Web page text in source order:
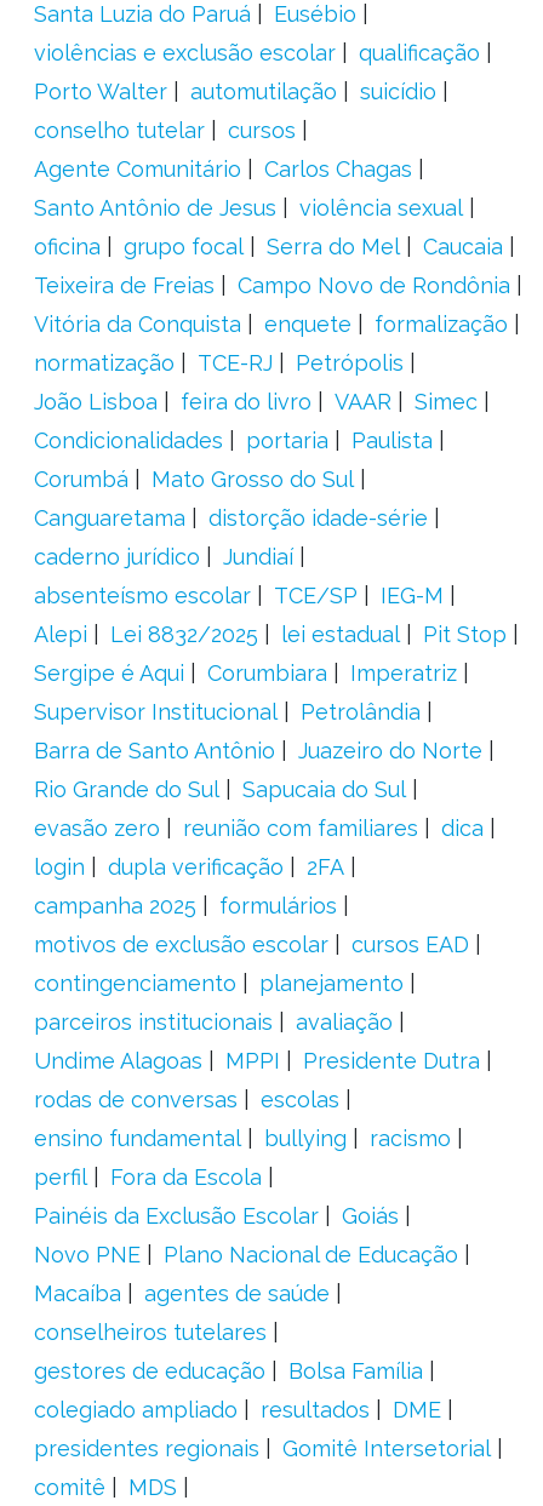
Santa Luzia do Paruá
Eusébio
violências e exclusão escolar
qualificação
Porto Walter
automutilação
suicídio
conselho tutelar
cursos
Agente Comunitário
Carlos Chagas
Santo Antônio de Jesus
violência sexual
oficina
grupo focal Serra do Mel
Caucaia
Teixeira de Freias
Campo Novo de Rondônia
Vitória da Conquista
enquete
formalização
normatização
TCE-RJ
Petrópolis
João Lisboa
feira do livro VAAR
Simec
Condicionalidades
portaria
Paulista
Corumbá
Mato Grosso do Sul
Canguaretama
distorção idade-série
caderno jurídico
Jundiaí
absenteísmo escolar
TCE/SP
IEG-M
Alepi
Lei 8832/2025 lei estadual
Pit Stop
Sergipe é Aqui
Corumbiara
Imperatriz
Supervisor Institucional
Petrolândia
Barra de Santo Antônio
Juazeiro do Norte
Rio Grande do Sul
Sapucaia do Sul
evasão zero
reunião com familiares
dica
login
dupla verificação
2FA
campanha 2025
formulários
motivos de exclusão escolar
cursos EAD
contingenciamento
planejamento
parceiros institucionais
avaliação
Undime Alagoas
MPPI
Presidente Dutra
rodas de conversas
escolas
ensino fundamental
bullying
racismo
perfil
Fora da Escola
Painéis da Exclusão Escolar
Goiás
Novo PNE
Plano Nacional de Educação
Macaíba
agentes de saúde
conselheiros tutelares
gestores de educação
Bolsa Família
colegiado ampliado
resultados
DME
presidentes regionais
Gomitê Intersetorial
comitê
MDS